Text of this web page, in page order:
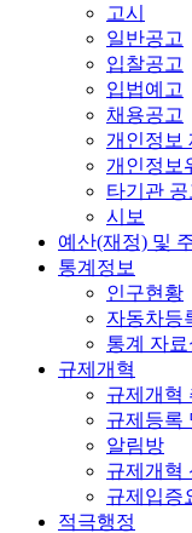
고시
일반공고
입찰공고
입법예고
채용공고
개인정보
개인정보
타기관 공
시보
예산(재정) 및
통계정보
인구현황
자동차등
통계 자료
규제개혁
규제개혁
규제등록
알림방
규제개혁
규제입증
적극행정